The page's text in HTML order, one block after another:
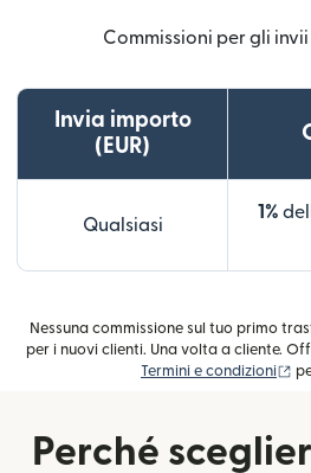
Commissioni per gli
Invia importo
(EUR)
Qualsiasi
1%
Nessuna commissione sul tuo primo
per i nuovi clienti. Una volta a cliente.
Termini e condizioni
Perché